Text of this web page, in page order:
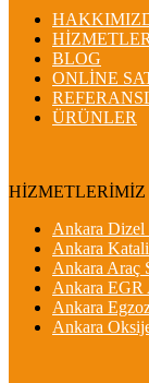
HİZMETLER
BLOG
ONLİNE
ÜRÜNLER
HİZMETLERİMİZ
Ankara Dizel
Ankara
Ankara Araç
Ankara EGR
Ankara
Ankara